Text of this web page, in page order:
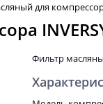
для
Фильтр